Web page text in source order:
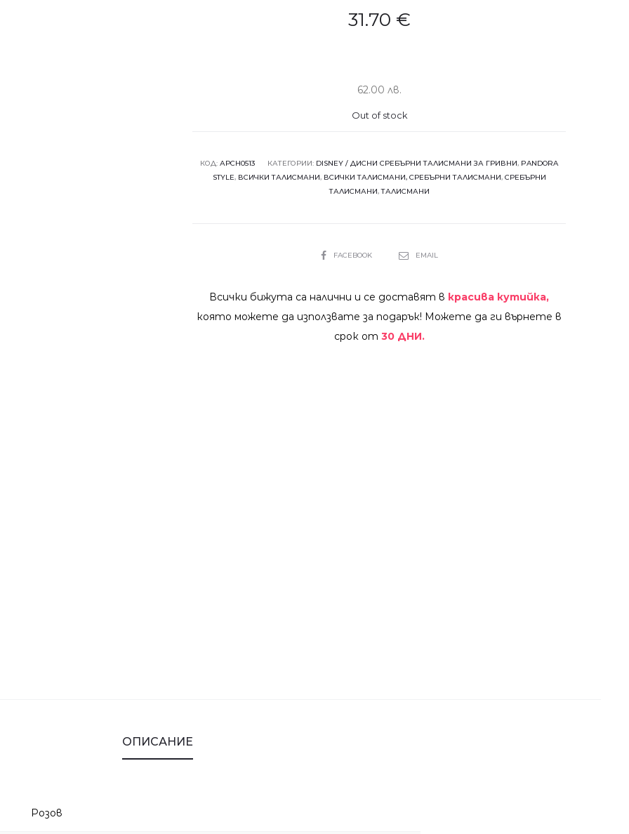
31.70 €
62.00 лв.
Out of stock
КОД: АРCH0513 КАТЕГОРИИ: DISNEY / ДИСНИ СРЕБЪРНИ ТАЛИСМАНИ ЗА ГРИВНИ, PANDORA
STYLE, ВСИЧКИ ТАЛИСМАНИ, ВСИЧКИ ТАЛИСМАНИ, СРЕБЪРНИ ТАЛИСМАНИ, СРЕБЪРНИ
ТАЛИСМАНИ,ТАЛИСМАНИ
SHAREFACEBOOK EMAIL
Всички бижута са налични и се доставят в красива кутийка,
която можете да използвате за подарък! Можете да ги върнете в
срок от 30 ДНИ.
ОПИСАНИЕ
Розов